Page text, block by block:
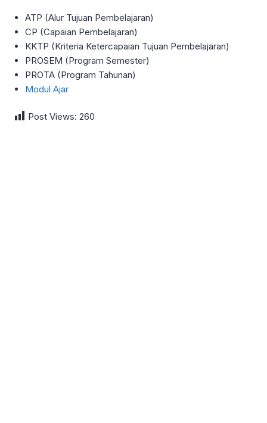
ATP (Alur Tujuan Pembelajaran)
CP (Capaian Pembelajaran)
KKTP (Kriteria Ketercapaian Tujuan Pembelajaran)
PROSEM (Program Semester)
PROTA (Program Tahunan)
Modul Ajar
Post Views: 260